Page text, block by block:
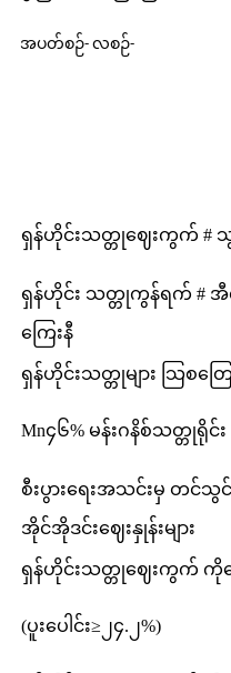
အပတ်စဉ်- လစဉ်-
ရှန်ဟိုင်းသတ္တုဈေးကွက် # သွပ်
ရှန်ဟိုင်း သတ္တုကွန်ရက်
ကြေးနီ
ရှန်ဟိုင်းသတ္တုများ သြစတြ
Mn၄၆% မန်းဂနိစ်သတ္တုရိုင်း
စီးပွားရေးအသင်းမှ တင်သွင်
အိုင်အိုဒင်းဈေးနှုန်းများ
ရှန်ဟိုင်းသတ္တုဈေးကွက်
(ပူးပေါင်း≥ ၂၄.၂%)